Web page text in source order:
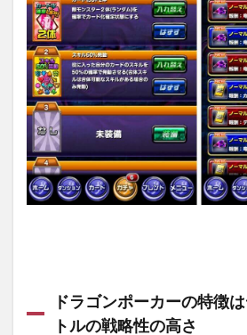
ドラゴンポーカーの特徴
トルの戦略性の高さ